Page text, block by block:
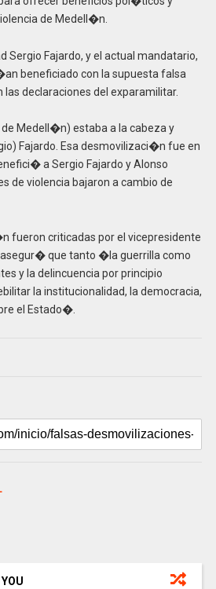
de Medell�n.
Sergio Fajardo, y el actual mandatario,
beneficiado con la supuesta falsa
declaraciones del exparamilitar.
Medell�n) estaba a la cabeza y
Fajardo. Esa desmovilizaci�n fue en
a Sergio Fajardo y Alonso
de violencia bajaron a cambio de
fueron criticadas por el vicepresidente
que tanto �la guerrilla como
y la delincuencia por principio
la institucionalidad, la democracia,
el Estado�.